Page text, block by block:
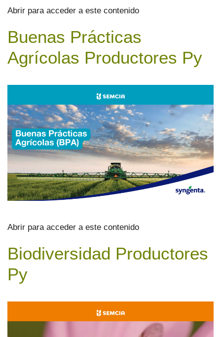
Abrir para acceder a este contenido
Buenas Prácticas
Agrícolas Productores Py
Abrir para acceder a este contenido
Biodiversidad Productores
Py